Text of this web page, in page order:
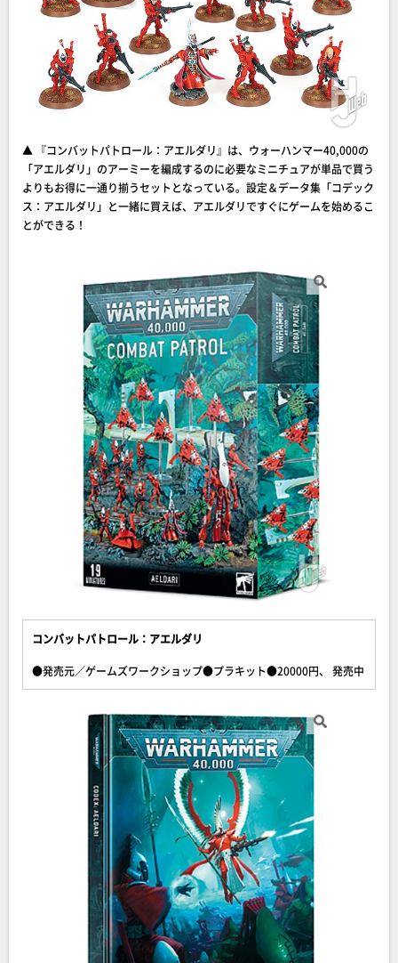
▲ 『コンバットパトロール：アエルダリ』は、ウォーハンマー40,000の
「アエルダリ」のアーミーを編成するのに必要なミニチュアが単品で買う
よりもお得に一通り揃うセットとなっている。設定＆データ集「コデック
ス：アエルダリ」と一緒に買えば、アエルダリですぐにゲームを始めるこ
とができる！
コンバットパトロール：アエルダリ
●発売元／ゲームズワークショップ●プラキット●20000円、 発売中